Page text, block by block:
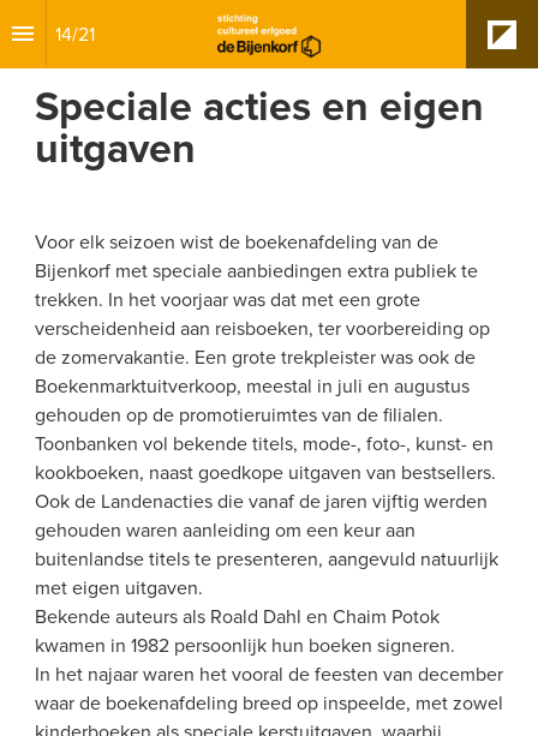
14/21
Speciale acties en eigen
uitgaven
Voor elk seizoen wist de boekenafdeling van de
Bijenkorf met speciale aanbiedingen extra publiek te
trekken. In het voorjaar was dat met een grote
verscheidenheid aan reisboeken, ter voorbereiding op
de zomervakantie. Een grote trekpleister was ook de
Boekenmarktuitverkoop, meestal in juli en augustus
gehouden op de promotieruimtes van de filialen.
Toonbanken vol bekende titels, mode-, foto-, kunst- en
kookboeken, naast goedkope uitgaven van bestsellers.
Ook de Landenacties die vanaf de jaren vijftig werden
gehouden waren aanleiding om een keur aan
buitenlandse titels te presenteren, aangevuld natuurlijk
met eigen uitgaven.
Bekende auteurs als Roald Dahl en Chaim Potok
kwamen in 1982 persoonlijk hun boeken signeren.
In het najaar waren het vooral de feesten van december
waar de boekenafdeling breed op inspeelde, met zowel